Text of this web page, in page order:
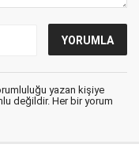
yazan kişiye
değildir. Her bir yorum